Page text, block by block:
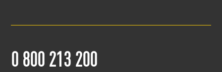
0 800 213 200